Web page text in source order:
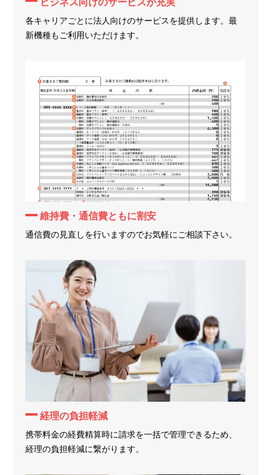
各キャリアごとに法人向けのサービスを提供します。最
新機種もご利用いただけます。
維持費・通信費ともに割安
通信費の見直しを行いますのでお気軽にご相談下さい。
経理の負担軽減
携帯料金の経費精算時に請求を一括で管理できるため、
経理の負担軽減に繋がります。